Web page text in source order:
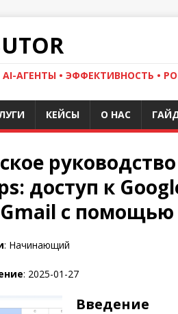
АГЕНТЫ • ЭФФЕКТИВНОСТЬ •
КЕЙСЫ О НАС
доступ к
с помощью
: Начинающий
: 2025-01-27
Введение